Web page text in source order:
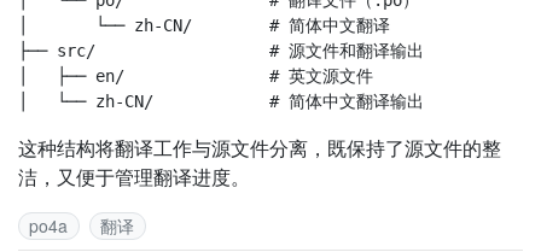
│       └── zh-CN/        # 简体中文翻译
├── src/                  # 源文件和翻译输出
│   ├── en/               # 英文源文件
这种结构将翻译工作与源文件分离，既保持了源文件的整
洁，又便于管理翻译进度。
po4a 翻译